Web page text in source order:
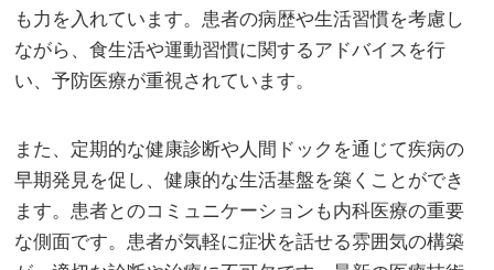
も力を入れています。患者の病歴や生活習慣を考慮し
ながら、食生活や運動習慣に関するアドバイスを行
い、予防医療が重視されています。
また、定期的な健康診断や人間ドックを通じて疾病の
早期発見を促し、健康的な生活基盤を築くことができ
ます。患者とのコミュニケーションも内科医療の重要
な側面です。患者が気軽に症状を話せる雰囲気の構築